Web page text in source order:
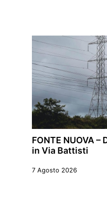
FONTE NUOVA
in Via Battisti
7 Agosto 2026